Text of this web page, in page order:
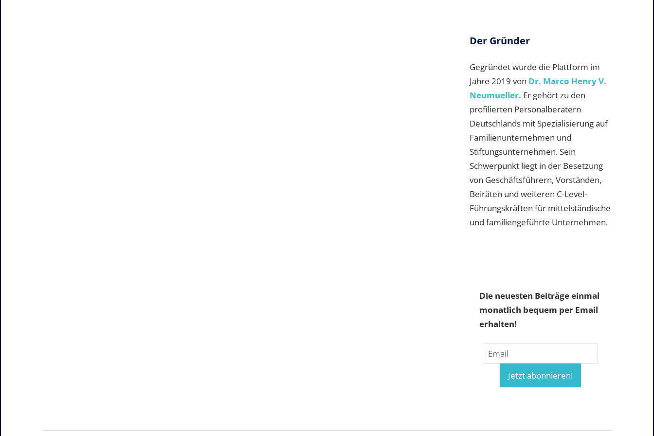
Der Gründer
Gegründet wurde die Plattform im
Jahre 2019 von Dr. Marco Henry V.
Neumueller. Er gehört zu den
profilierten Personalberatern
Deutschlands mit Spezialisierung auf
Familienunternehmen und
Stiftungsunternehmen. Sein
Schwerpunkt liegt in der Besetzung
von Geschäftsführern, Vorständen,
Beiräten und weiteren C-Level-
Führungskräften für mittelständische
und familiengeführte Unternehmen.
Die neuesten Beiträge einmal
monatlich bequem per Email
erhalten!